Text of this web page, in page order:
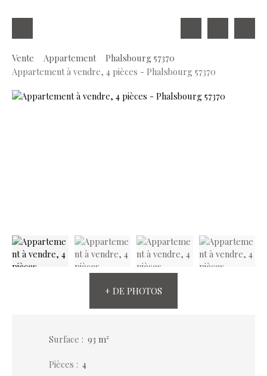
Vente Appartement
Phalsbourg 57370
Appartement à vendre, 4 pièces - Phalsbourg 57370
+ DE PHOTOS
Surface : 93 m²
Pièces : 4